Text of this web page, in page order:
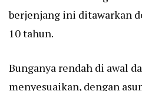
berjenjang ini ditawarkan
10 tahun.
Bunganya rendah di awal
menyesuaikan, dengan